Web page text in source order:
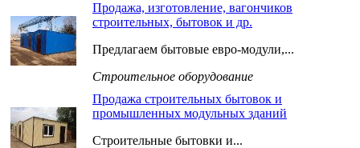
Продажа, изготовление, вагончиков
строительных, бытовок и др.
Предлагаем бытовые евро-модули,...
Строительное оборудование
Продажа строительных бытовок и
промышленных модульных зданий
Строительные бытовки и...